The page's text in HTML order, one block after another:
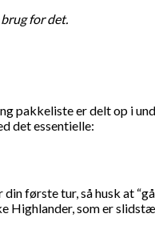
for det.
pakkeliste er delt op i
det essentielle:
første tur, så husk at
Highlander, som er